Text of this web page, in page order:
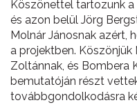
Köszönettel tartozunk a
és azon belül Jörg
Molnár Jánosnak azért,
a projektben. Köszönjük
Zoltánnak, és Bombera
bemutatóján részt
továbbgondolkodásra